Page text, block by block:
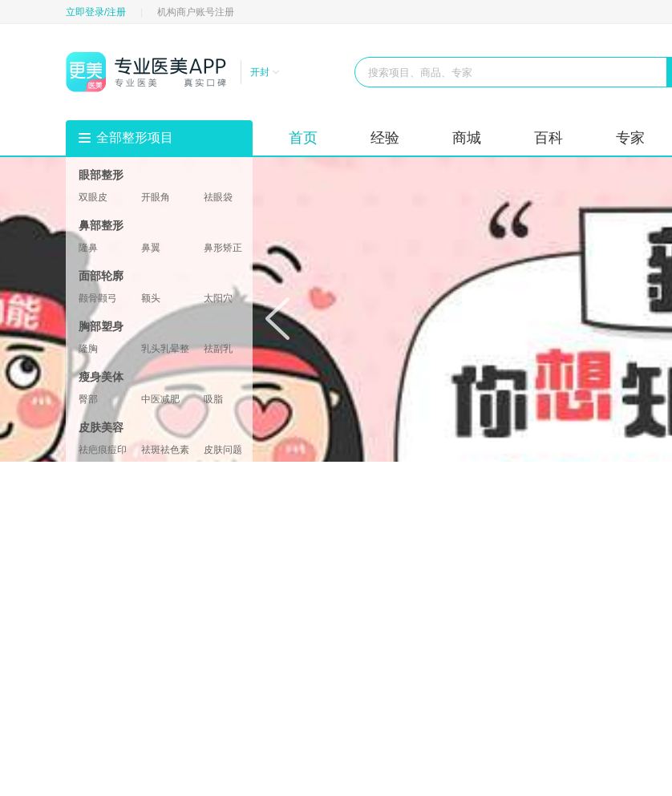
立即登录/注册 机构商户账号注册
开封
全部整形项目 首页 经验 商城 百科 专家
眼部整形
双眼皮 开眼角
祛眼袋
垫眉弓
鼻部整形
隆鼻 鼻翼
鼻形矫正
鼻部修复
鼻小柱
面部轮廓
颧骨颧弓 额头
太阳穴
酒窝
下颌角
两颚
胸部塑身
隆胸 乳头乳晕整形 祛副乳
胸形美化
胸部修复 胸部套餐
瘦身美体
臀部 中医减肥
吸脂
腿部塑形
超声溶脂
射频溶脂
冷冻溶脂
光纤溶脂
皮肤美容
祛疤痕痘印 祛斑祛色素
皮肤问题